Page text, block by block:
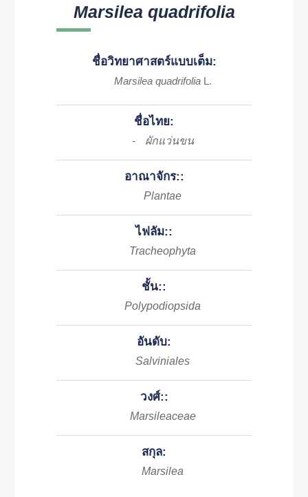
Marsilea quadrifolia
ชื่อวิทยาศาสตร์แบบเต็ม:
Marsilea quadrifolia L.
ชื่อไทย:
- ผักแว่นขน
อาณาจักร::
Plantae
ไฟลัม::
Tracheophyta
ชั้น::
Polypodiopsida
อันดับ:
Salviniales
วงศ์::
Marsileaceae
สกุล:
Marsilea